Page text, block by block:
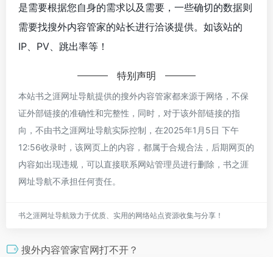
是需要根据您自身的需求以及需要，一些确切的数据则
需要找搜外内容管家的站长进行洽谈提供。如该站的
IP、PV、跳出率等！
特别声明
本站书之涯网址导航提供的搜外内容管家都来源于网络，不保
证外部链接的准确性和完整性，同时，对于该外部链接的指
向，不由书之涯网址导航实际控制，在2025年1月5日 下午
12:56收录时，该网页上的内容，都属于合规合法，后期网页的
内容如出现违规，可以直接联系网站管理员进行删除，书之涯
网址导航不承担任何责任。
书之涯网址导航致力于优质、实用的网络站点资源收集与分享！
搜外内容管家官网打不开？